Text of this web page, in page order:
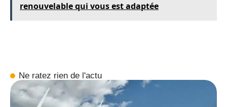
renouvelable qui vous est adaptée
Ne ratez rien de l'actu